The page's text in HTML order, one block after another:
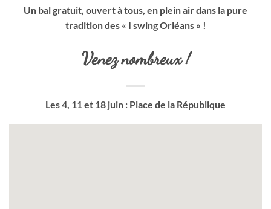
Un bal gratuit, ouvert à tous, en plein air dans la pure
tradition des « I swing Orléans » !
Venez nombreux !
Les 4, 11 et 18 juin : Place de la République